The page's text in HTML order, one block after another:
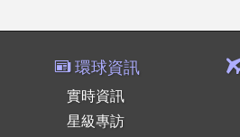
環球資訊
實時資訊
星級專訪